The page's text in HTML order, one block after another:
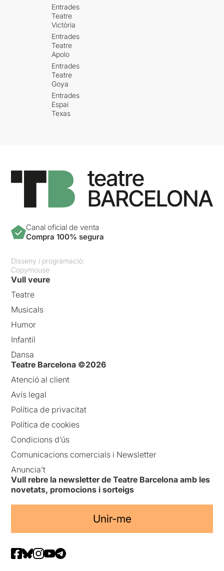
Entrades
Teatre
Victòria
Entrades
Teatre
Apolo
Entrades
Teatre
Goya
Entrades
Espai
Texas
Canal oficial de venta
Compra 100% segura
Disseny i programació:
Copymouse
Vull veure
Teatre
Musicals
Humor
Infantil
Dansa
Teatre Barcelona ©2026
Atenció al client
Avís legal
Política de privacitat
Política de cookies
Condicions d’ús
Comunicacions comercials i Newsletter
Anuncia’t
Vull rebre la newsletter de Teatre Barcelona amb les
novetats, promocions i sorteigs
Unir-me